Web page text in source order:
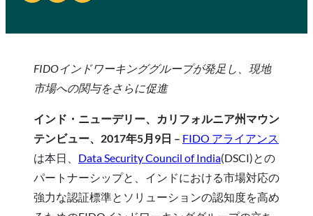
FIDOインドワーキンググループが発足し、現地
市場への関与をさらに促進
インド・ニューデリー、カリフォルニア州マウン
テンビュー、2017年5月9日 – FIDO アライアンス
は本日、 Data Security Council of India(DSCI)との
パートナーシップと、インドにおける市場対応の
強力な認証標準とソリューションの認知度を高め